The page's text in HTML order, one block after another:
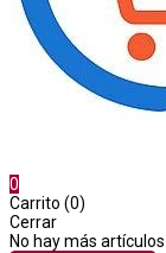
0
Carrito (0)
Cerrar
No hay más